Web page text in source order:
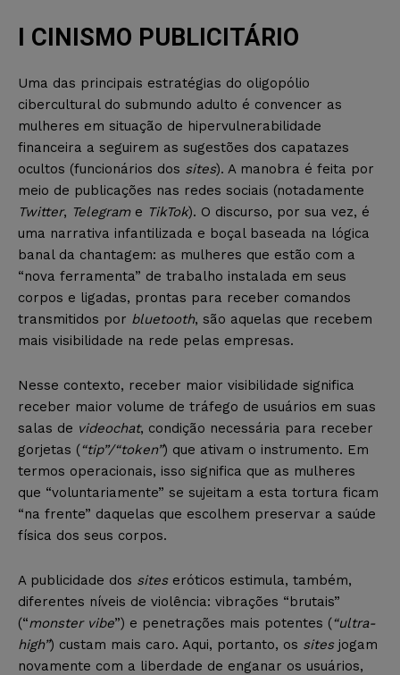
I CINISMO PUBLICITÁRIO
Uma das principais estratégias do oligopólio
cibercultural do submundo adulto é convencer as
mulheres em situação de hipervulnerabilidade
financeira a seguirem as sugestões dos capatazes
ocultos (funcionários dos sites). A manobra é feita por
meio de publicações nas redes sociais (notadamente
Twitter, Telegrame TikTok). O discurso, por sua vez, é
uma narrativa infantilizada e boçal baseada na lógica
banal da chantagem: as mulheres que estão com a
“nova ferramenta” de trabalho instalada em seus
corpos e ligadas, prontas para receber comandos
transmitidos por bluetooth, são aquelas que recebem
mais visibilidade na rede pelas empresas.
Nesse contexto, receber maior visibilidade significa
receber maior volume de tráfego de usuários em suas
salas de videochat, condição necessária para receber
gorjetas (“tip”/“token”) que ativam o instrumento. Em
termos operacionais, isso significa que as mulheres
que “voluntariamente” se sujeitam a esta tortura ficam
“na frente” daquelas que escolhem preservar a saúde
física dos seus corpos.
A publicidade dos siteseróticos estimula, também,
diferentes níveis de violência: vibrações “brutais”
(“monster vibe”) e penetrações mais potentes (“ultra-
high”) custam mais caro. Aqui, portanto, os sitesjogam
novamente com a liberdade de enganar os usuários,